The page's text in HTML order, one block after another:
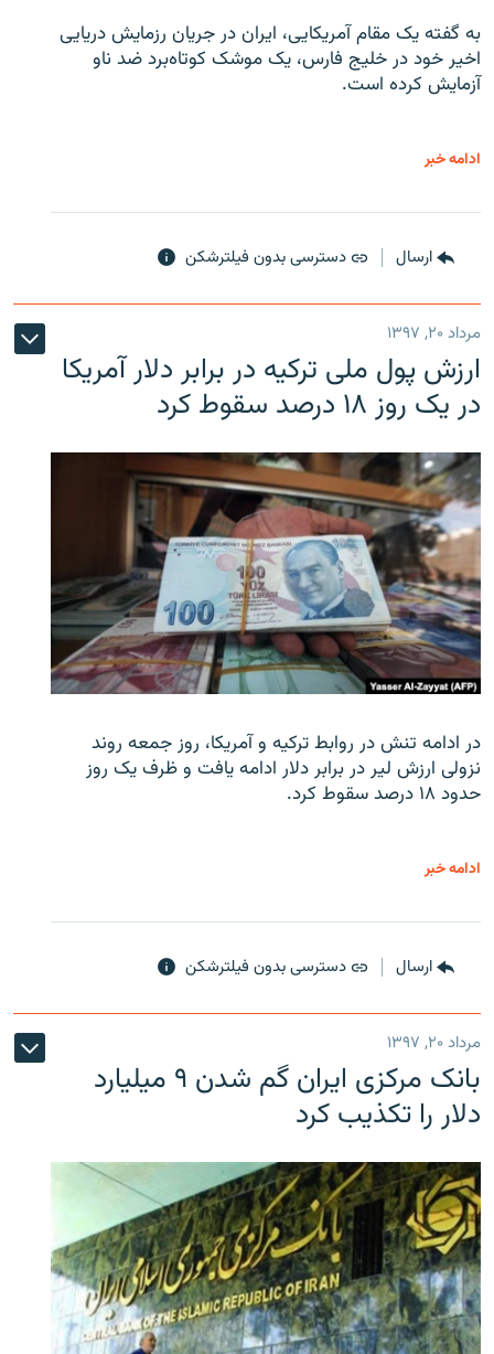
به گفته یک مقام آمریکایی، ایران در جریان رزمایش دریایی
اخیر خود در خلیج فارس، یک موشک کوتاه‌برد ضد ناو
آزمایش کرده است.
ادامه خبر
ارسال دسترسی بدون فیلترشکن
مرداد ۲۰, ۱۳۹۷
ارزش پول ملی ترکیه در برابر دلار آمریکا
در یک روز ۱۸ درصد سقوط کرد
در ادامه تنش در روابط ترکیه و آمریکا، روز جمعه روند
نزولی ارزش لیر در برابر دلار ادامه یافت و ظرف یک روز
حدود ۱۸ درصد سقوط کرد.
ادامه خبر
ارسال دسترسی بدون فیلترشکن
مرداد ۲۰, ۱۳۹۷
بانک مرکزی ایران گم شدن ۹ میلیارد
دلار را تکذیب کرد